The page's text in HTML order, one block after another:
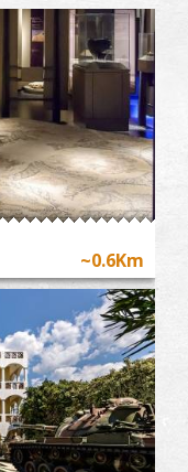
~0.6Km